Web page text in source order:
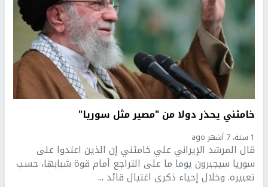
خامئني يحذر دولا من "مصير مثل سوريا"
1 سنة، 7 أشهر ago
قال المرشد الإيراني علي خامئني إن الذين اعتدوا على
سوريا سيجبرون يوما ما على التراجع أمام قوة شبابها، حسب
تعبيره. وخلال إحياء ذكرى اغتيال قائد ...